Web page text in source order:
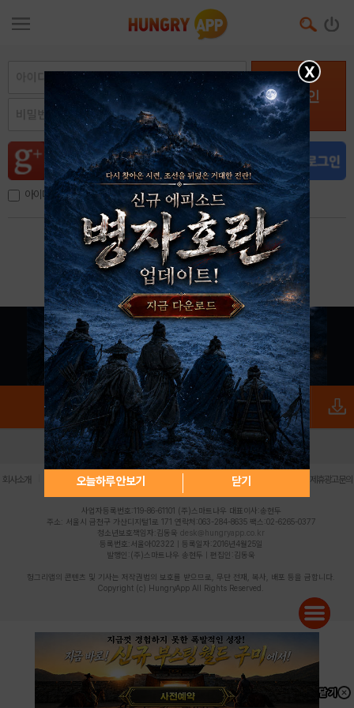
로그인
아이디, 이메일 저장
아이디 / 비밀번호 찾기 회원가입
X
오늘하루 안보기 닫기
로그인 PC버전 전체앱
회사소개 | 개인정보 처리방침 불법촬영물 신고센터 제휴광고문의
사업자등록번호:119-86-61101 (주)스마트나우 대표이사:송현두
주소: 서울시 금천구 가산디지털1로 171 연락처:063-284-8635 팩스:02-6265-0377
청소년보호책임자:김동욱 desk@hungryapp.co.kr
등록번호:서울아02322 | 등록일자:2016년4월25일
발행인:(주)스마트나우 송현두 | 편집인:김동욱
헝그리앱의 콘텐츠 및 기사는 저작권법의 보호를 받으므로, 무단 전재, 복사, 배포 등을 금합니다.
Copyright (c) HungryApp All Rights Reserved.